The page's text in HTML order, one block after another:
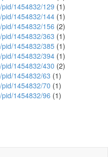
1454832/129 (1)
1454832/144 (1)
1454832/156 (2)
1454832/363 (1)
1454832/385 (1)
1454832/394 (1)
1454832/430 (2)
1454832/63 (1)
1454832/70 (1)
1454832/96 (1)